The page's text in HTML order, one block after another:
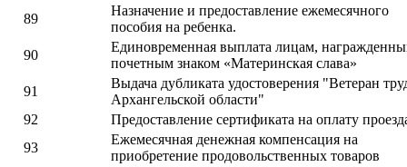
89
Назначение и предоставление ежемесячного
пособия на ребенка.
90
Единовременная выплата лицам,
почетным знаком «Материнская слава»
91
Выдача дубликата удостоверения "Ветеран
Архангельской области"
92
Предоставление сертификата на оплату
93
Ежемесячная денежная компенсация на
приобретение продовольственных товаров